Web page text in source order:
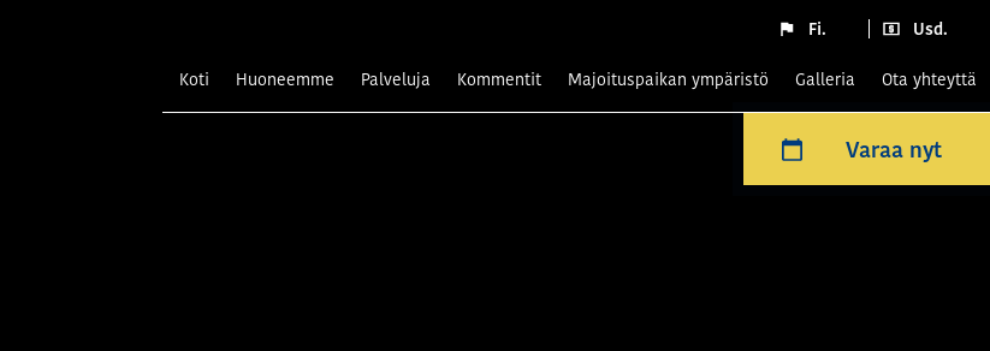
Fi. Usd.
Koti Huoneemme Palveluja kommentit Majoituspaikan ympäristö Galleria Ota yhteyttä
Varaa nyt